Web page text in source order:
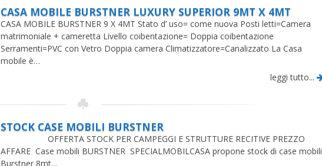
CASA MOBILE BURSTNER LUXURY SUPERIOR 9MT X 4MT
CASA MOBILE BURSTNER 9 X 4MT Stato d’ uso= come nuova Posti letti=Camera
matrimoniale + cameretta Livello coibentazione= Doppia coibentazione
Serramenti=PVC con Vetro Doppia camera Climatizzatore=Canalizzato La Casa
mobile è…
leggi tutto...
STOCK CASE MOBILI BURSTNER
OFFERTA STOCK PER CAMPEGGI E STRUTTURE RECITIVE PREZZO
AFFARE Case mobili BURSTNER SPECIALMOBILCASA propone stock di case mobili
Burstner 8mt…